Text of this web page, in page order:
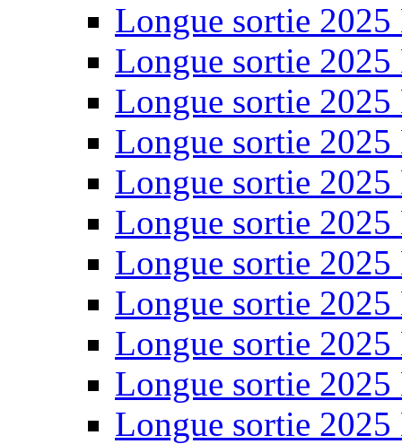
Longue sortie 2025
Longue sortie 2025
Longue sortie 2025
Longue sortie 2025
Longue sortie 2025
Longue sortie 2025
Longue sortie 2025
Longue sortie 2025
Longue sortie 2025
Longue sortie 2025
Longue sortie 2025